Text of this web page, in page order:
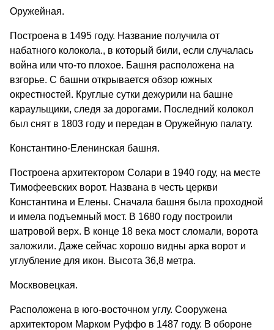
Оружейная.
Построена в 1495 году. Название получила от
набатного колокола., в который били, если случалась
война или что-то плохое. Башня расположена на
взгорье. С башни открывается обзор южных
окрестностей. Круглые сутки дежурили на башне
караульщики, следя за дорогами. Последний колокол
был снят в 1803 году и передан в Оружейную палату.
Константино-Еленинская башня.
Построена архитектором Солари в 1940 году, на месте
Тимофеевских ворот. Названа в честь церкви
Константина и Елены. Сначала башня была проходной
и имела подъемный мост. В 1680 году построили
шатровой верх. В конце 18 века мост сломали, ворота
заложили. Даже сейчас хорошо видны арка ворот и
углубление для икон. Высота 36,8 метра.
Москвовецкая.
Расположена в юго-восточном углу. Сооружена
архитектором Марком Руффо в 1487 году. В обороне